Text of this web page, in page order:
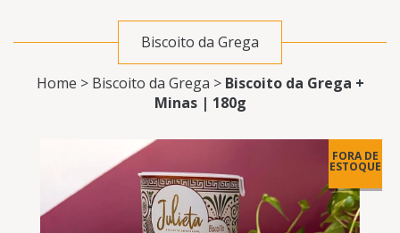
Biscoito da Grega
Home > Biscoito da Grega > Biscoito da Grega +
Minas | 180g
FORA DE
ESTOQUE